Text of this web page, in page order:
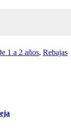
1 a 2 años, Rebajas